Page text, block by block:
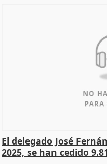
El delegado José
2025, se han cedido